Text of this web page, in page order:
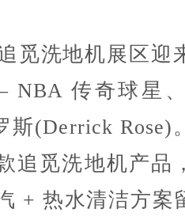
洗地机展区迎
传奇球星
斯(Derrick Rose)
追觅洗地机产品
+ 热水清洁方案